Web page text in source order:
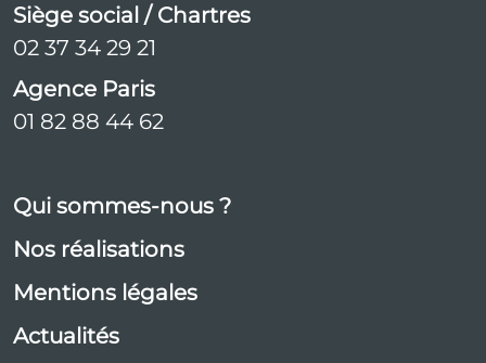
Siège social / Chartres
02 37 34 29 21
Agence Paris
01 82 88 44 62
Qui sommes-nous ?
Nos réalisations
Mentions légales
Actualités